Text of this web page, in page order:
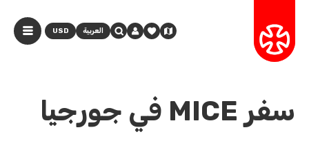
العربية USD
سفر MICE في جورجيا